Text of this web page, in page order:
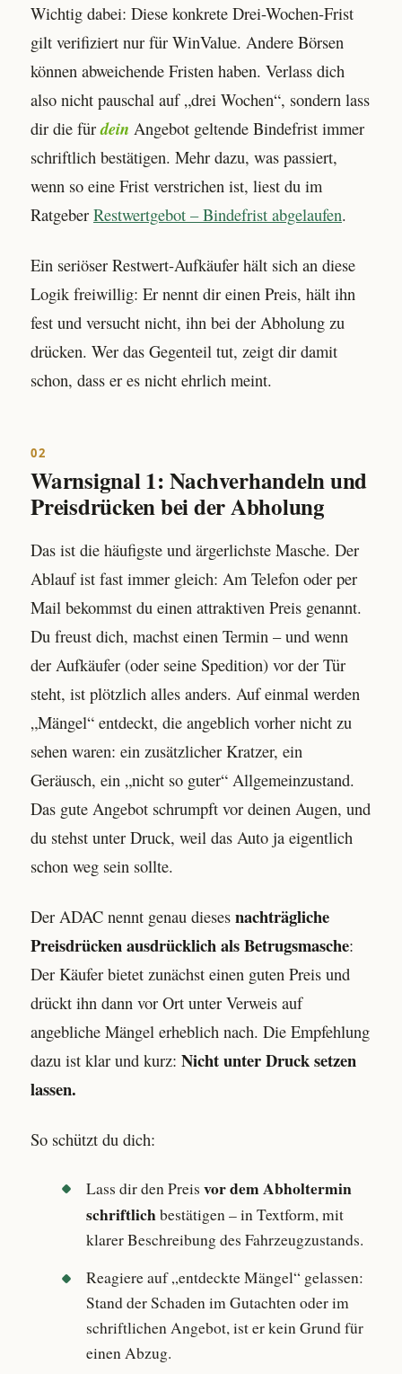
Wichtig dabei: Diese konkrete Drei-Wochen-Frist
gilt verifiziert nur für WinValue. Andere Börsen
können abweichende Fristen haben. Verlass dich
also nicht pauschal auf „drei Wochen“, sondern lass
dir die fürdein Angebot geltende Bindefrist immer
schriftlich bestätigen. Mehr dazu, was passiert,
wenn so eine Frist verstrichen ist, liest du im
Ratgeber Restwertgebot – Bindefrist abgelaufen.
Ein seriöser Restwert-Aufkäufer hält sich an diese
Logik freiwillig: Er nennt dir einen Preis, hält ihn
fest und versucht nicht, ihn bei der Abholung zu
drücken. Wer das Gegenteil tut, zeigt dir damit
schon, dass er es nicht ehrlich meint.
02
Warnsignal 1: Nachverhandeln und
Preisdrücken bei der Abholung
Das ist die häufigste und ärgerlichste Masche. Der
Ablauf ist fast immer gleich: Am Telefon oder per
Mail bekommst du einen attraktiven Preis genannt.
Du freust dich, machst einen Termin – und wenn
der Aufkäufer (oder seine Spedition) vor der Tür
steht, ist plötzlich alles anders. Auf einmal werden
„Mängel“ entdeckt, die angeblich vorher nicht zu
sehen waren: ein zusätzlicher Kratzer, ein
Geräusch, ein „nicht so guter“ Allgemeinzustand.
Das gute Angebot schrumpft vor deinen Augen, und
du stehst unter Druck, weil das Auto ja eigentlich
schon weg sein sollte.
Der ADAC nennt genau dieses nachträgliche
Preisdrücken ausdrücklich als Betrugsmasche:
Der Käufer bietet zunächst einen guten Preis und
drückt ihn dann vor Ort unter Verweis auf
angebliche Mängel erheblich nach. Die Empfehlung
dazu ist klar und kurz: Nicht unter Druck setzen
lassen.
So schützt du dich:
Lass dir den Preis vor dem Abholtermin
schriftlichbestätigen – in Textform, mit
klarer Beschreibung des Fahrzeugzustands.
Reagiere auf „entdeckte Mängel“ gelassen:
Stand der Schaden im Gutachten oder im
schriftlichen Angebot, ist er kein Grund für
einen Abzug.